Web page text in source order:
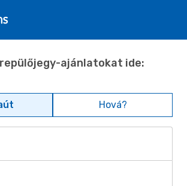
ajánlatokat ide:
Hová?